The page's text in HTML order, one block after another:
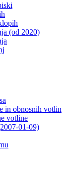
(od 2020)
in obnosnih votlin
votline
01-09)